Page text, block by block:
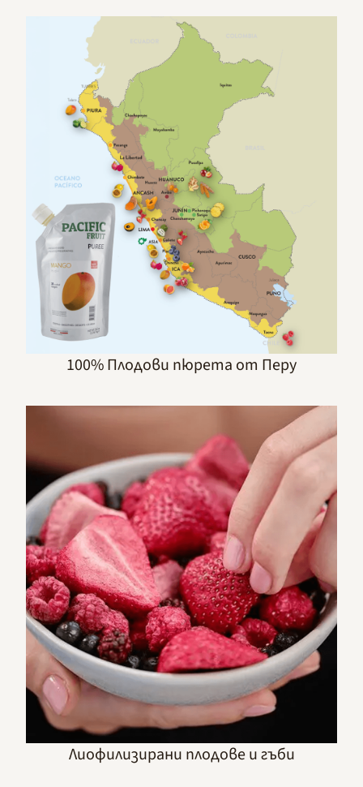
100% Плодови пюрета от Перу
Лиофилизирани плодове и гъби